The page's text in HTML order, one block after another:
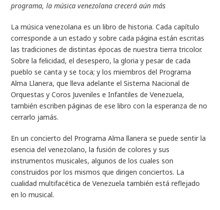
programa, la música venezolana crecerá aún más
La música venezolana es un libro de historia. Cada capítulo
corresponde a un estado y sobre cada página están escritas
las tradiciones de distintas épocas de nuestra tierra tricolor.
Sobre la felicidad, el desespero, la gloria y pesar de cada
pueblo se canta y se toca; y los miembros del Programa
Alma Llanera, que lleva adelante el Sistema Nacional de
Orquestas y Coros Juveniles e Infantiles de Venezuela,
también escriben páginas de ese libro con la esperanza de no
cerrarlo jamás.
En un concierto del Programa Alma llanera se puede sentir la
esencia del venezolano, la fusión de colores y sus
instrumentos musicales, algunos de los cuales son
construidos por los mismos que dirigen conciertos. La
cualidad multifacética de Venezuela también está reflejado
en lo musical.